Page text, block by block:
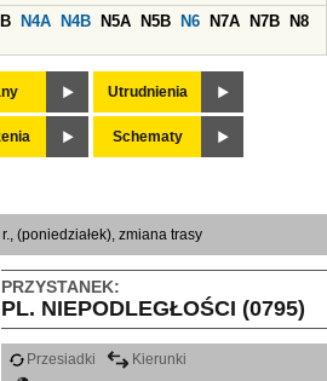
N4A N4B N5A N5B N6 N7A N7B
N8
Utrudnienia
Schematy
(poniedziałek), zmiana trasy
PRZYSTANEK:
PL. NIEPODLEGŁOŚCI (0795)
Przesiadki
Kierunki